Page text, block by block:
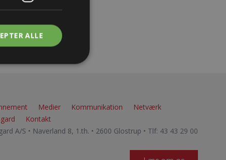
Medier Kommunikation
Netværk
Kontakt
A/S • Naverland 8, 1.th. • 2600 Glostrup • Tlf: 43 43 29 00
ALLE